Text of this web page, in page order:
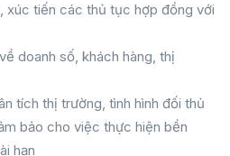
xúc tiến các thủ tục hợp đồng với
doanh số, khách hàng, thị
tích thị trường, tình hình đối thủ
bảo cho việc thực hiện bền
hạn